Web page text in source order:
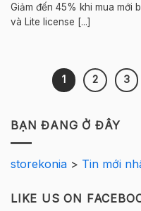
Giảm đến 45% khi mua mới
và Lite license [...]
1 2 3
BẠN ĐANG Ở ĐÂY
storekonia > Tin mới
LIKE US ON